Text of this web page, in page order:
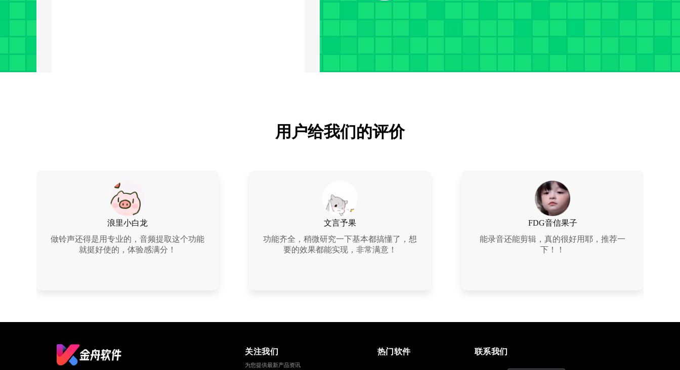
用户给我们的评价
浪里小白龙
做铃声还得是用专业的，音频提取这个功能
就挺好使的，体验感满分！
文言予果
功能齐全，稍微研究一下基本都搞懂了，想
要的效果都能实现，非常满意！
FDG音信果子
能录音还能剪辑，真的很好用耶，推荐一
下！！
关注我们
为您提供最新产品资讯
热门软件 联系我们